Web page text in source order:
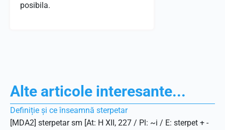
posibila.
Alte articole interesante...
Definiție și ce înseamnă sterpetar
[MDA2] sterpetar sm [At: H XII, 227 / Pl: ~i / E: sterpet + -